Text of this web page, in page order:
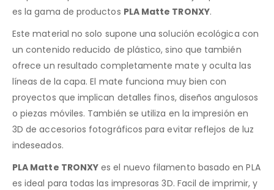
es la gama de productos PLA Matte TRONXY.
Este material no solo supone una solución ecológica con
un contenido reducido de plástico, sino que también
ofrece un resultado completamente mate y oculta las
líneas de la capa. El mate funciona muy bien con
proyectos que implican detalles finos, diseños angulosos
o piezas móviles. También se utiliza en la impresión en
3D de accesorios fotográficos para evitar reflejos de luz
indeseados.
PLA Matte TRONXY es el nuevo filamento basado en PLA
es ideal para todas las impresoras 3D. Facil de imprimir, y